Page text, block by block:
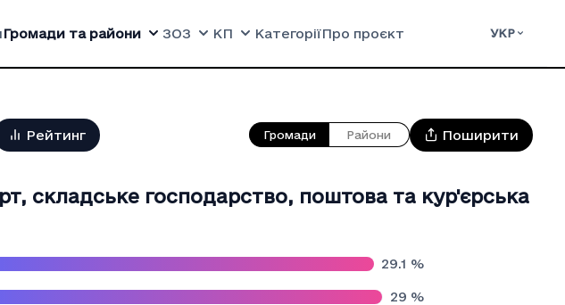
Громади та райони ЗОЗ КП КатегоріїПро проєкт УКР
Рейтинг Громади Райони Поширити
складське господарство, поштова та кур'єрська
29.1 %
29 %